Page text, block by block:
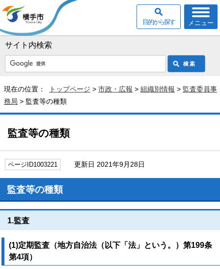
サイト内検索
メニュー
目的から探す
現在の位置： トップページ > 市政・広報 > 組織別情報 > 監査委員事
務局 > 監査等の種類
監査等の種類
ページID1003221 更新日 2021年9月28日
監査等の種類
1.監査
(1)定期監査（地方自治法（以下「法」という。）第199条
第4項）